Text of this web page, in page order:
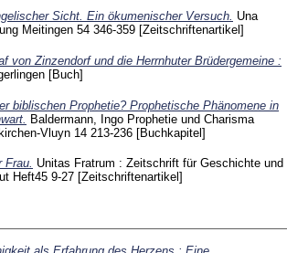
Sicht. Ein ökumenischer Versuch.
Una
Meitingen 54 346-359 [Zeitschriftenartikel]
von Zinzendorf und die Herrnhuter Brüdergemeine :
[Buch]
biblischen Prophetie? Prophetische Phänomene in
Baldermann, Ingo Prophetie und Charisma
Vluyn 14 213-236 [Buchkapitel]
Frau. Unitas Fratrum : Zeitschrift für Geschichte und
Heft45 9-27 [Zeitschriftenartikel]